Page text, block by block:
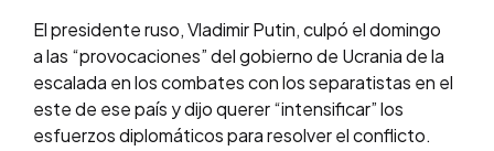
El presidente ruso, Vladimir Putin, culpó el domingo
a las “provocaciones” del gobierno de Ucrania de la
escalada en los combates con los separatistas en el
este de ese país y dijo querer “intensificar” los
esfuerzos diplomáticos para resolver el conflicto.